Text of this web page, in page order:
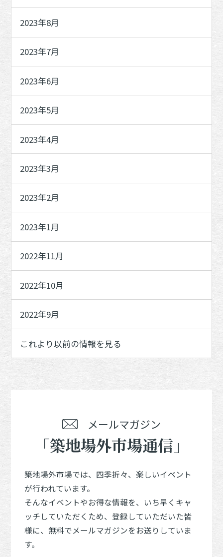
2023年8月
2023年7月
2023年6月
2023年5月
2023年4月
2023年3月
2023年2月
2023年1月
2022年11月
2022年10月
2022年9月
これより以前の情報を見る
メールマガジン
「築地場外市場通信」
築地場外市場では、四季折々、楽しいイベント
が行われています。
そんなイベントやお得な情報を、いち早くキャ
ッチしていただくため、登録していただいた皆
様に、無料でメールマガジンをお送りしていま
す。